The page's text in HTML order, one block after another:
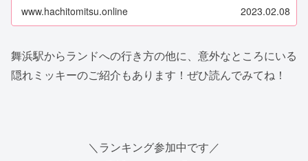
www.hachitomitsu.online 2023.02.08
舞浜駅からランドへの行き方の他に、意外なところにいる
隠れミッキーのご紹介もあります！ぜひ読んでみてね！
＼ランキング参加中です／